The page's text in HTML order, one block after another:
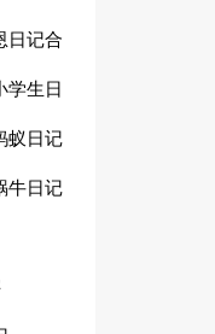
篇
日记合
学生日
篇
蚁日记
牛日记